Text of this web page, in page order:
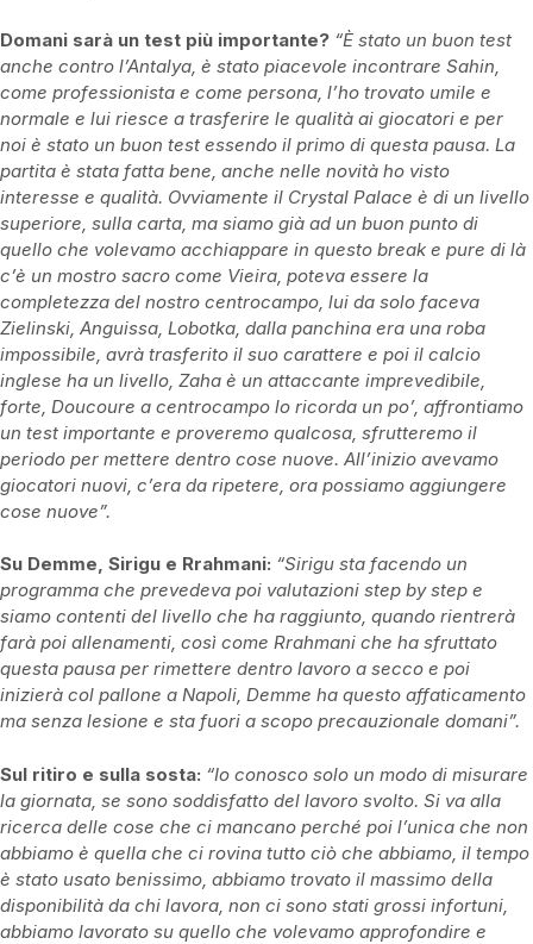
Domani sarà un test più importante? “È stato un buon test
anche contro l’Antalya, è stato piacevole incontrare Sahin,
come professionista e come persona, l’ho trovato umile e
normale e lui riesce a trasferire le qualità ai giocatori e per
noi è stato un buon test essendo il primo di questa pausa. La
partita è stata fatta bene, anche nelle novità ho visto
interesse e qualità. Ovviamente il Crystal Palace è di un livello
superiore, sulla carta, ma siamo già ad un buon punto di
quello che volevamo acchiappare in questo break e pure di là
c’è un mostro sacro come Vieira, poteva essere la
completezza del nostro centrocampo, lui da solo faceva
Zielinski, Anguissa, Lobotka, dalla panchina era una roba
impossibile, avrà trasferito il suo carattere e poi il calcio
inglese ha un livello, Zaha è un attaccante imprevedibile,
forte, Doucoure a centrocampo lo ricorda un po’, affrontiamo
un test importante e proveremo qualcosa, sfrutteremo il
periodo per mettere dentro cose nuove. All’inizio avevamo
giocatori nuovi, c’era da ripetere, ora possiamo aggiungere
cose nuove”.
Su Demme, Sirigu e Rrahmani: “Sirigu sta facendo un
programma che prevedeva poi valutazioni step by step e
siamo contenti del livello che ha raggiunto, quando rientrerà
farà poi allenamenti, così come Rrahmani che ha sfruttato
questa pausa per rimettere dentro lavoro a secco e poi
inizierà col pallone a Napoli, Demme ha questo affaticamento
ma senza lesione e sta fuori a scopo precauzionale domani”.
Sul ritiro e sulla sosta: “Io conosco solo un modo di misurare
la giornata, se sono soddisfatto del lavoro svolto. Si va alla
ricerca delle cose che ci mancano perché poi l’unica che non
abbiamo è quella che ci rovina tutto ciò che abbiamo, il tempo
è stato usato benissimo, abbiamo trovato il massimo della
disponibilità da chi lavora, non ci sono stati grossi infortuni,
abbiamo lavorato su quello che volevamo approfondire e